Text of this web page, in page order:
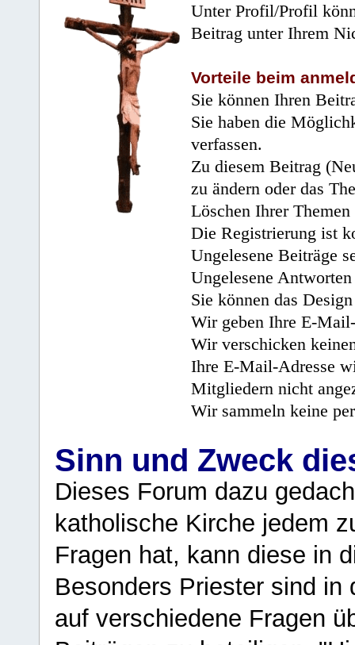
Unter Profil/Profil
Beitrag unter Ihrem
Vorteile beim
Sie können Ihren
Sie haben die
verfassen.
Zu diesem Beitrag
zu ändern oder das
Löschen Ihrer
Die Registrierung ist
Ungelesene Beiträge
Ungelesene
Sie können das
Wir geben Ihre E-
Wir verschicken
Ihre E-Mail-Adresse
Mitgliedern nicht
Wir sammeln keine
Sinn und Zweck
Dieses Forum dazu
katholische Kirche jedem
Fragen hat, kann diese in
Besonders Priester sind in
auf verschiedene Fragen